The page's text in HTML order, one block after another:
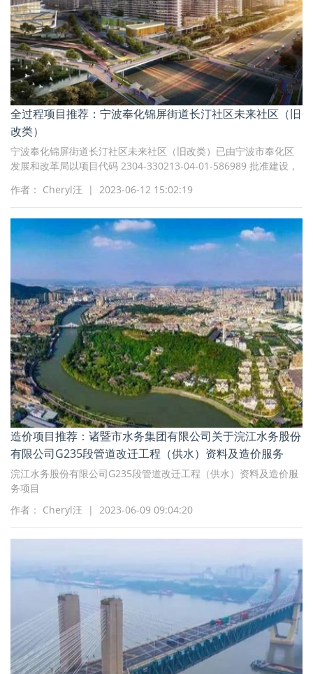
全过程项目推荐：宁波奉化锦屏街道长汀社区未来社区（旧
改类）
宁波奉化锦屏街道长汀社区未来社区（旧改类）已由宁波市奉化区
发展和改革局以项目代码 2304-330213-04-01-586989 批准建设，
区锦胜开发建设有限公司，招标人为宁波市奉化区
作者： Cheryl汪 | 2023-06-12 15:02:19
造价项目推荐：诸暨市水务集团有限公司关于浣江水务股份
有限公司G235段管道改迁工程（供水）资料及造价服务
浣江水务股份有限公司G235段管道改迁工程（供水）资料及造价服
务项目
作者： Cheryl汪 | 2023-06-09 09:04:20